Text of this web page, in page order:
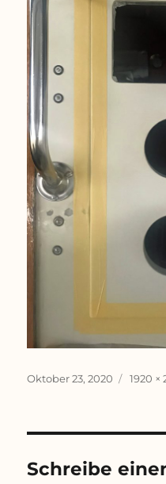
Veröffentlicht
Oktober 23, 2020 1920 ×
Schreibe